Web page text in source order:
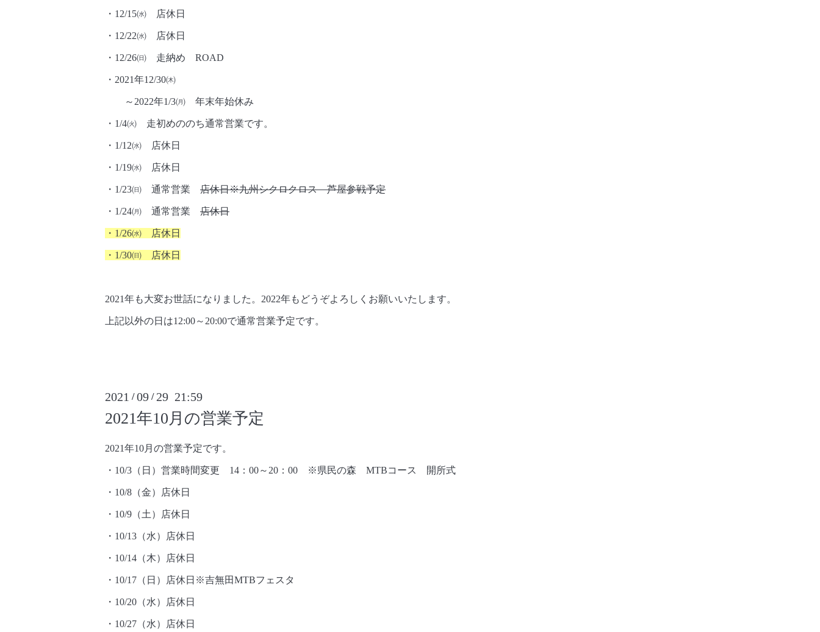
・12/15㈬ 店休日
・12/22㈬ 店休日
・12/26㈰ 走納め ROAD
・2021年12/30㈭
～2022年1/3㈪ 年末年始休み
・1/4㈫ 走初めののち通常営業です。
・1/12㈬ 店休日
・1/19㈬ 店休日
・1/23㈰ 通常営業 店休日※九州シクロクロス 芦屋参戦予定
・1/24㈪ 通常営業 店休日
・1/26㈬ 店休日
・1/30㈰ 店休日
2021年も大変お世話になりました。2022年もどうぞよろしくお願いいたします。
上記以外の日は12:00～20:00で通常営業予定です。
2021 /09 / 29 21:59
2021年10月の営業予定
2021年10月の営業予定です。
・10/3（日）営業時間変更 14：00～20：00 ※県民の森 MTBコース 開所式
・10/8（金）店休日
・10/9（土）店休日
・10/13（水）店休日
・10/14（木）店休日
・10/17（日）店休日※吉無田MTBフェスタ
・10/20（水）店休日
・10/27（水）店休日